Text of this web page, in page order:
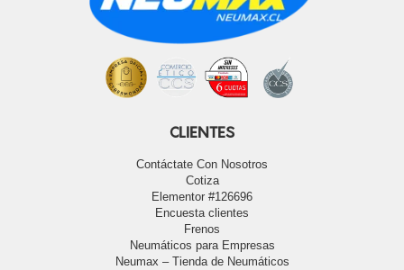
CLIENTES
Contáctate Con Nosotros
Cotiza
Elementor #126696
Encuesta clientes
Frenos
Neumáticos para Empresas
Neumax – Tienda de Neumáticos